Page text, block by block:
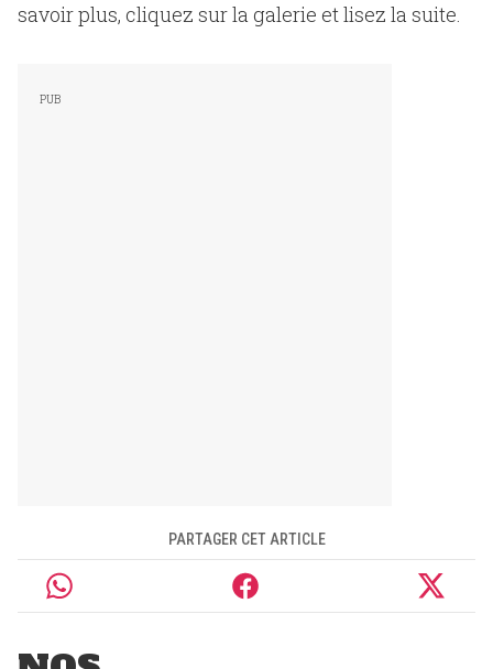
savoir plus, cliquez sur la galerie et lisez la suite.
PARTAGER CET ARTICLE